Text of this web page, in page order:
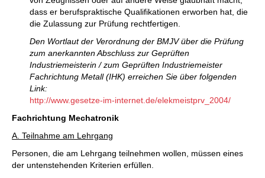
dass er berufspraktische Qualifikationen erworben hat, die
die Zulassung zur Prüfung rechtfertigen.
Den Wortlaut der Verordnung der BMJV über die Prüfung
zum anerkannten Abschluss zur Geprüften
Industriemeisterin / zum Geprüften Industriemeister
Fachrichtung Metall (IHK) erreichen Sie über folgenden
Link:
http://www.gesetze-im-internet.de/elekmeistprv_2004/
Fachrichtung Mechatronik
A. Teilnahme am Lehrgang
Personen, die am Lehrgang teilnehmen wollen, müssen eines
der untenstehenden Kriterien erfüllen.